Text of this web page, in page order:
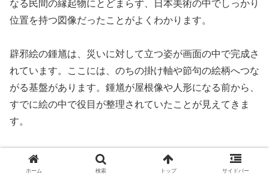
なる民間の縁起物にとどまらず、日本美術の中でしっかり
位置を持つ図像だったことがよくわかります。
辟邪絵の鍾馗は、災いに対して立つ姿が画面の中で完成さ
れています。ここには、のちの掛け軸や節句の絵柄へつな
がる基盤があります。鍾馗が屋根像や人形になる前から、
すでに絵の中で役目が整理されていたことが見えてきま
す。
この点を知ると、鍾馗は屋根や節句だけの存在ではなく、
日本の視覚文化全体の中で育った図像だとわかります。
ホーム 検索 トップ サイドバー